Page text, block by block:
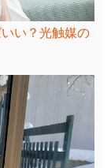
い？光触媒の